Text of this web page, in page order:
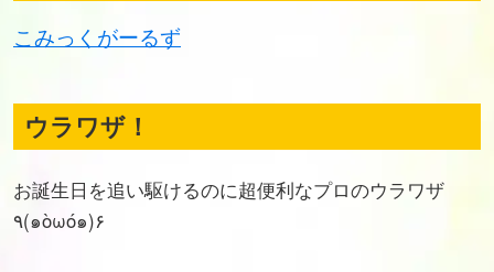
こみっくがーるず
ウラワザ！
お誕生日を追い駆けるのに超便利なプロのウラワザ
٩(๑òωó๑)۶